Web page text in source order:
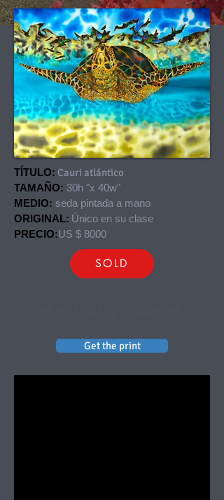
TÍTULO: Cauri atlántico
TAMAÑO: 30h "x 40w"
MEDIO: seda pintada a mano
ORIGINAL: Único en su clase
PRECIO:US $ 8000
SOLD
Get the print